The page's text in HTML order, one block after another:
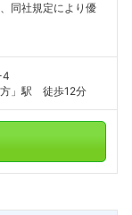
同社規定により優
4
方」駅 徒歩12分